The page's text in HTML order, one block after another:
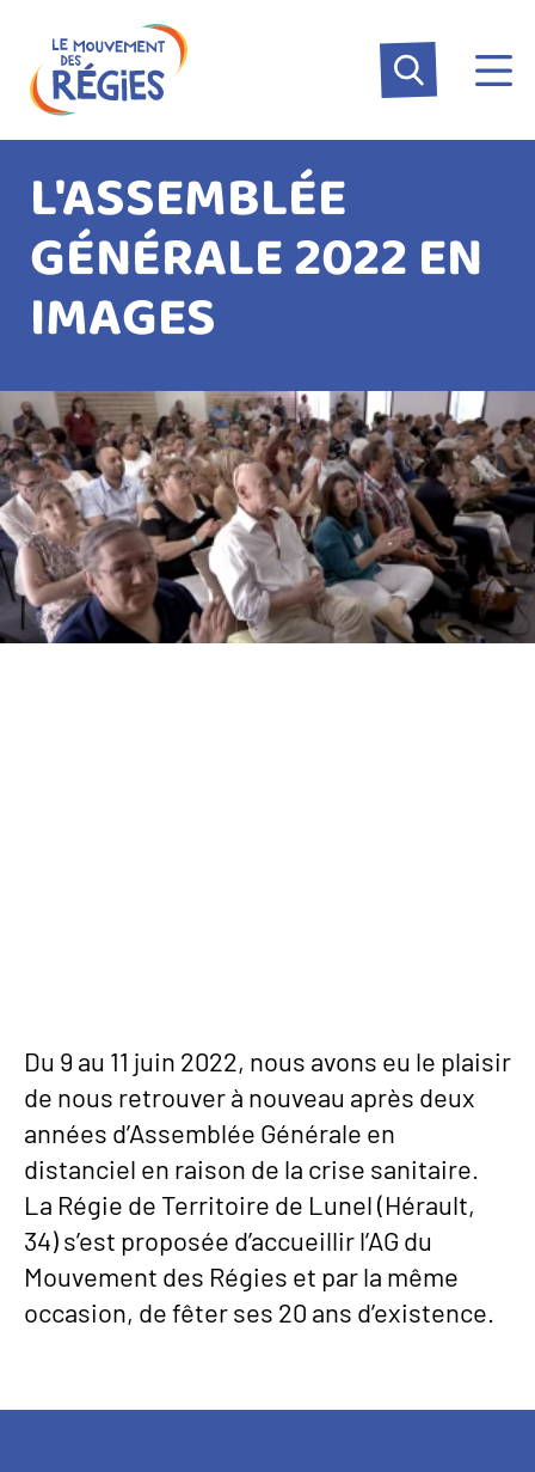
contenu
principal
L'ASSEMBLÉE
GÉNÉRALE 2022 EN
IMAGES
Contenu
Du 9 au 11 juin 2022, nous avons eu le plaisir
de nous retrouver à nouveau après deux
années d’Assemblée Générale en
distanciel en raison de la crise sanitaire.
La Régie de Territoire de Lunel (Hérault,
34) s’est proposée d’accueillir l’AG du
Mouvement des Régies et par la même
occasion, de fêter ses 20 ans d’existence.